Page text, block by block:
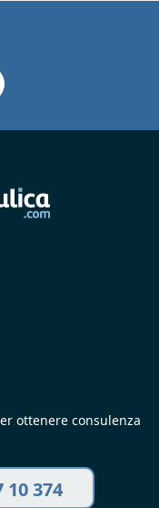
ottenere consulenza
10 374